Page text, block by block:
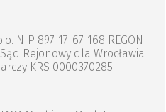
NIP 897-17-67-168 REGON
Rejonowy dla Wrocławia
KRS 0000370285